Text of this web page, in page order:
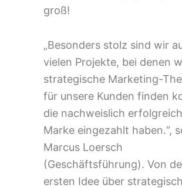
groß!
„Besonders stolz sind wir
vielen Projekte, bei denen
strategische Marketing-
für unsere Kunden finden
die nachweislich
Marke eingezahlt haben.“,
Marcus Loersch
(Geschäftsführung). Von
ersten Idee über